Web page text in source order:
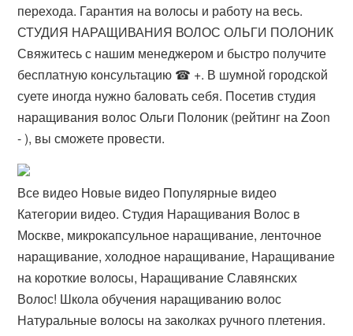
перехода. Гарантия на волосы и работу на весь.
СТУДИЯ НАРАЩИВАНИЯ ВОЛОС ОЛЬГИ ПОЛОНИК
Свяжитесь с нашим менеджером и быстро получите
бесплатную консультацию ☎ +​. В шумной городской
суете иногда нужно баловать себя. Посетив студия
наращивания волос Ольги Полоник (рейтинг на Zoon
- ), вы сможете провести.
Все видео Новые видео Популярные видео
Категории видео. Студия Наращивания Волос в
Москве, микрокапсульное наращивание, ленточное
наращивание, холодное наращивание, Наращивание
на короткие волосы, Наращивание Славянских
Волос! Школа обучения наращиванию волос
Натуральные волосы на заколках ручного плетения.